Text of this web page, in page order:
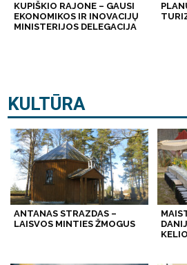
KUPIŠKIO RAJONE – GAUSI
EKONOMIKOS IR INOVACIJŲ
MINISTERIJOS DELEGACIJA
KULTŪRA
ANTANAS STRAZDAS –
LAISVOS MINTIES ŽMOGUS